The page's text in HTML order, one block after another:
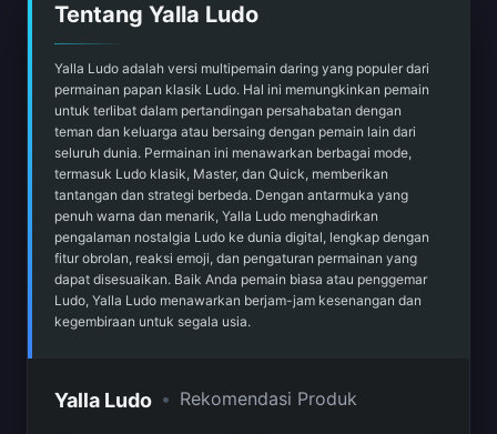
Tentang Yalla Ludo
Yalla Ludo adalah versi multipemain daring yang populer dari
permainan papan klasik Ludo. Hal ini memungkinkan pemain
untuk terlibat dalam pertandingan persahabatan dengan
teman dan keluarga atau bersaing dengan pemain lain dari
seluruh dunia. Permainan ini menawarkan berbagai mode,
termasuk Ludo klasik, Master, dan Quick, memberikan
tantangan dan strategi berbeda. Dengan antarmuka yang
penuh warna dan menarik, Yalla Ludo menghadirkan
pengalaman nostalgia Ludo ke dunia digital, lengkap dengan
fitur obrolan, reaksi emoji, dan pengaturan permainan yang
dapat disesuaikan. Baik Anda pemain biasa atau penggemar
Ludo, Yalla Ludo menawarkan berjam-jam kesenangan dan
kegembiraan untuk segala usia.
Yalla Ludo • Rekomendasi Produk